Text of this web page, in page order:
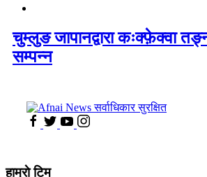
चुम्लुङ जापानद्वारा कःक्फ़ेक्वा
सम्पन्न
हाम्राे टिम